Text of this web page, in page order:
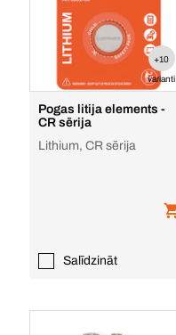
+10
varianti
Pogas litija elements -
CR sērija
Lithium, CR sērija
Salīdzināt